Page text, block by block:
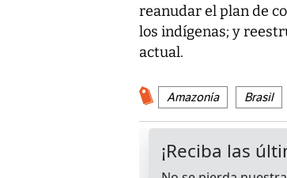
reanudar el plan de
los indígenas; y
actual.
Amazonía Brasil